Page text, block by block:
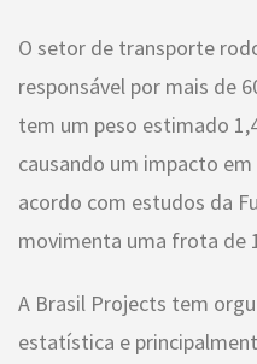
O setor de transporte
responsável por mais de
tem um peso estimado
causando um impacto
acordo com estudos da
movimenta uma frota de
A Brasil Projects tem
estatística e